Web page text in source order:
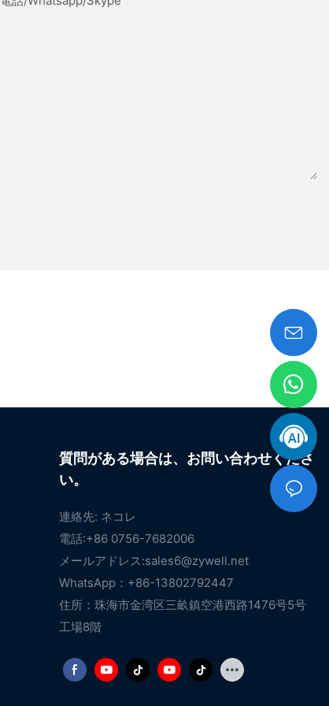
質問がある場合は、お問い合わせくださ
い。
連絡先: ネコレ
電話:+86 0756-7682006
メールアドレス:sales6@zywell.net
WhatsApp：+86-13802792447
住所：珠海市金湾区三畝鎮空港西路1476号5号
工場8階